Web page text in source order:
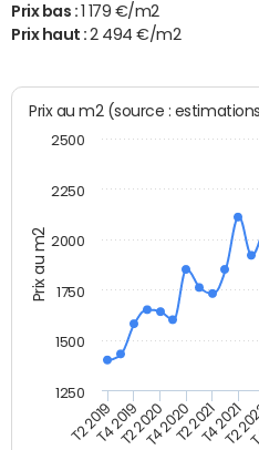
Prix bas : 1 179 €/m2
Prix haut :2 494 €/m2
Prix au m2
Prix au m2 (source :
T2 2019T4 2019T2 2020T4 2020T2 2021T4 2021
T2
1250
1500
1750
2000
2250
2500